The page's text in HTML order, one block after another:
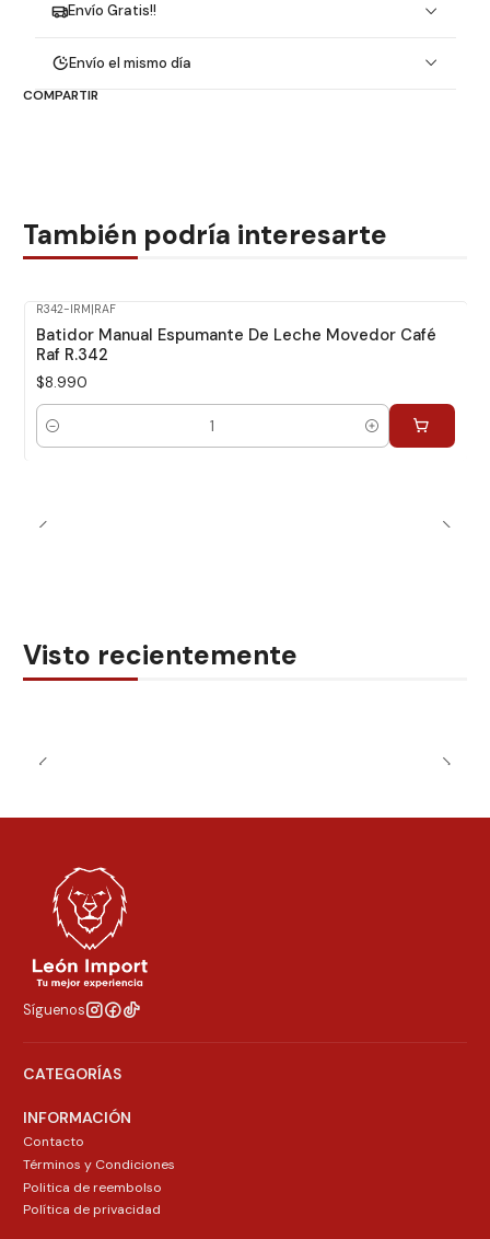
Envío Gratis!!
Envío el mismo día
COMPARTIR
También podría interesarte
R342-IRM|RAF
Batidor Manual Espumante De Leche Movedor Café
Raf R.342
$8.990
Cantidad
Visto recientemente
Síguenos
CATEGORÍAS
INFORMACIÓN
Contacto
Términos y Condiciones
Politica de reembolso
Política de privacidad